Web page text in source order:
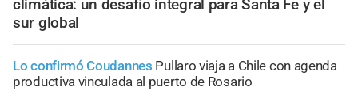
climática: un desafío integral para Santa Fe y el
sur global
Lo confirmó Coudannes Pullaro viaja a Chile con agenda
productiva vinculada al puerto de Rosario